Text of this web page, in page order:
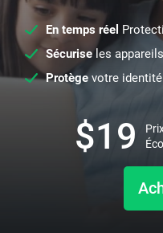
En temps réel
Sécuriseles
Protège votre
$19